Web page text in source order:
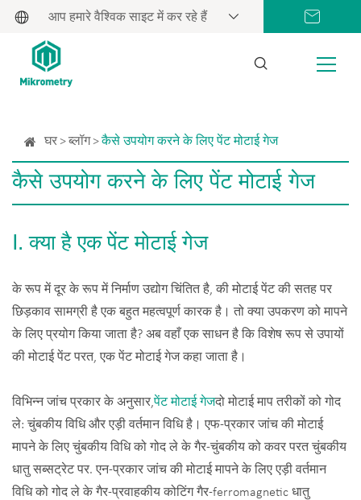
आप हमारे वैश्विक साइट में कर रहे हैं
घर ब्लॉग कैसे उपयोग करने के लिए पेंट मोटाई गेज
कैसे उपयोग करने के लिए पेंट मोटाई गेज
Ⅰ. क्या है एक पेंट मोटाई गेज
के रूप में दूर के रूप में निर्माण उद्योग चिंतित है, की मोटाई पेंट की सतह पर
छिड़काव सामग्री है एक बहुत महत्वपूर्ण कारक है। तो क्या उपकरण को मापने
के लिए प्रयोग किया जाता है? अब वहाँ एक साधन है कि विशेष रूप से उपायों
की मोटाई पेंट परत, एक पेंट मोटाई गेज कहा जाता है।
विभिन्न जांच प्रकार के अनुसार,पेंट मोटाई गेजदो मोटाई माप तरीकों को गोद
ले: चुंबकीय विधि और एड़ी वर्तमान विधि है। एफ-प्रकार जांच की मोटाई
मापने के लिए चुंबकीय विधि को गोद ले के गैर-चुंबकीय को कवर परत चुंबकीय
धातु सब्सट्रेट पर. एन-प्रकार जांच की मोटाई मापने के लिए एड़ी वर्तमान
विधि को गोद ले के गैर-प्रवाहकीय कोटिंग गैर-ferromagnetic धातु